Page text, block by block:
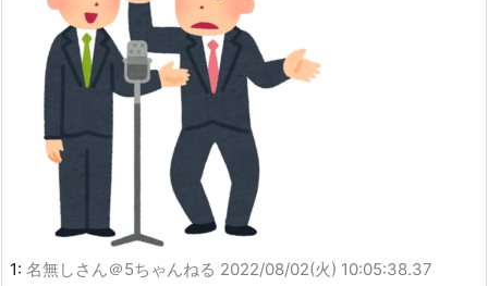
1: 名無しさん＠5ちゃんねる 2022/08/02(火) 10:05:38.37